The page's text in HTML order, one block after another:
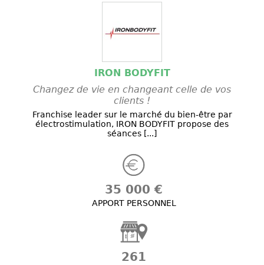
IRON BODYFIT
Changez de vie en changeant celle de vos
clients !
Franchise leader sur le marché du bien-être par
électrostimulation, IRON BODYFIT propose des
séances [...]
35 000 €
APPORT PERSONNEL
261